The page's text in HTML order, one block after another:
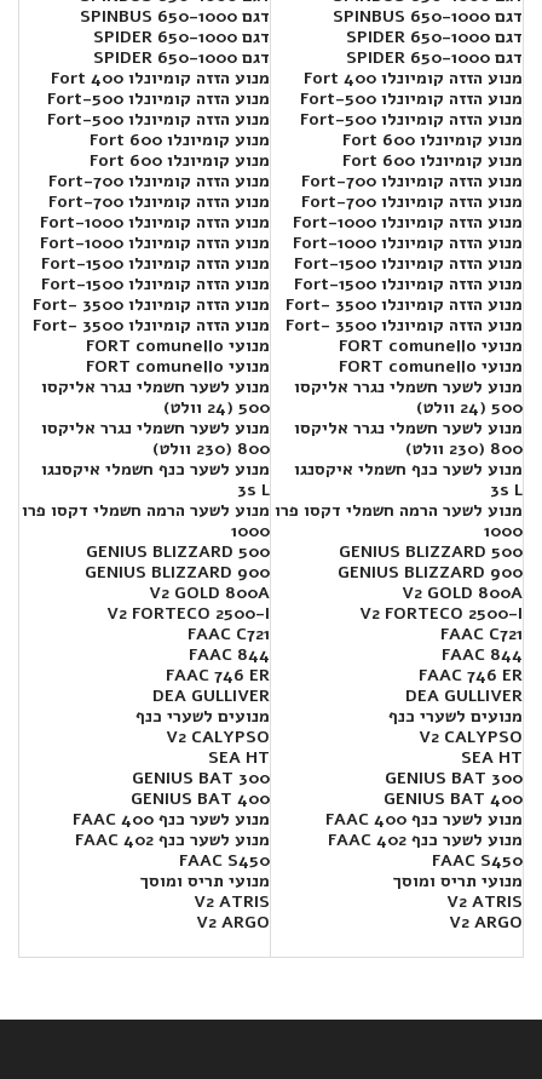
דגם SPINBUS 650-1000
דגם SPIDER 650-1000
דגם SPIDER 650-1000
מנוע הזזה קומיונלו Fort 400
מנוע הזזה קומיונלו Fort-500
מנוע הזזה קומיונלו Fort-500
מנוע קומיונלו 600 Fort
מנוע קומיונלו 600 Fort
מנוע הזזה קומיונלו Fort-700
מנוע הזזה קומיונלו Fort-700
מנוע הזזה קומיונלו Fort-1000
מנוע הזזה קומיונלו Fort-1000
מנוע הזזה קומיונלו Fort-1500
מנוע הזזה קומיונלו Fort-1500
מנוע הזזה קומיונלו Fort- 3500
מנוע הזזה קומיונלו Fort- 3500
מנועי FORT comunello
מנועי FORT comunello
מנוע לשער חשמלי נגרר אליקסו
500 (24 וולט)
מנוע לשער חשמלי נגרר אליקסו
800 (230 וולט)
מנוע לשער כנף חשמלי איקסנגו
3s L
מנוע לשער הרמה חשמלי דקסו פרו
1000
GENIUS BLIZZARD 500
GENIUS BLIZZARD 900
V2 GOLD 800A
V2 FORTECO 2500-I
FAAC C721
FAAC 844
FAAC 746 ER
DEA GULLIVER
מנועים לשערי כנף
V2 CALYPSO
SEA HT
300 GENIUS BAT
400 GENIUS BAT
מנוע לשער כנף FAAC 400
מנוע לשער כנף FAAC 402
FAAC S450
מנועי תריס ומוסך
V2 ATRIS
V2 ARGO
דגם SPINBUS 650-1000
דגם SPIDER 650-1000
דגם SPIDER 650-1000
מנוע הזזה קומיונלו Fort 400
מנוע הזזה קומיונלו Fort-500
מנוע הזזה קומיונלו Fort-500
מנוע קומיונלו 600 Fort
מנוע קומיונלו 600 Fort
מנוע הזזה קומיונלו Fort-700
מנוע הזזה קומיונלו Fort-700
מנוע הזזה קומיונלו Fort-1000
מנוע הזזה קומיונלו Fort-1000
מנוע הזזה קומיונלו Fort-1500
מנוע הזזה קומיונלו Fort-1500
מנוע הזזה קומיונלו Fort- 3500
מנוע הזזה קומיונלו Fort- 3500
מנועי FORT comunello
מנועי FORT comunello
מנוע לשער חשמלי נגרר אליקסו
500 (24 וולט)
מנוע לשער חשמלי נגרר אליקסו
800 (230 וולט)
מנוע לשער כנף חשמלי איקסנגו
3s L
מנוע לשער הרמה חשמלי דקסו פרו
1000
GENIUS BLIZZARD 500
GENIUS BLIZZARD 900
V2 GOLD 800A
V2 FORTECO 2500-I
FAAC C721
FAAC 844
FAAC 746 ER
DEA GULLIVER
מנועים לשערי כנף
V2 CALYPSO
SEA HT
300 GENIUS BAT
400 GENIUS BAT
מנוע לשער כנף FAAC 400
מנוע לשער כנף FAAC 402
FAAC S450
מנועי תריס ומוסך
V2 ATRIS
V2 ARGO